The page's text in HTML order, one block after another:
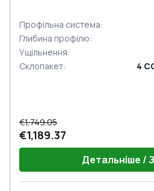
Профільна система:
Глибина профілю:
Ущільнення:
Склопакет: 4
€1,749.05
€1,189.37
Детальніше /